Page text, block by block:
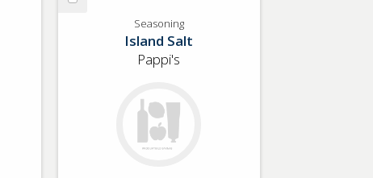
Välj
Seasoning
Island Salt
Pappi's